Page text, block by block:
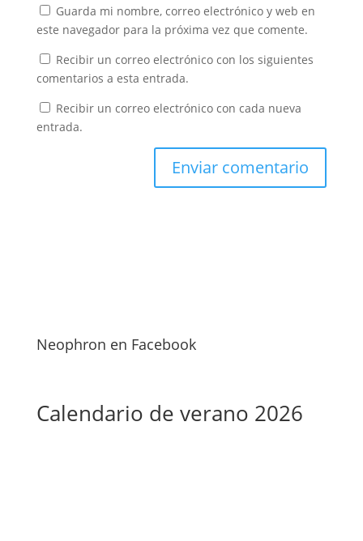
Guarda mi nombre, correo electrónico y web en
este navegador para la próxima vez que comente.
Recibir un correo electrónico con los siguientes
comentarios a esta entrada.
Recibir un correo electrónico con cada nueva
entrada.
Neophron en Facebook
Calendario de verano 2026